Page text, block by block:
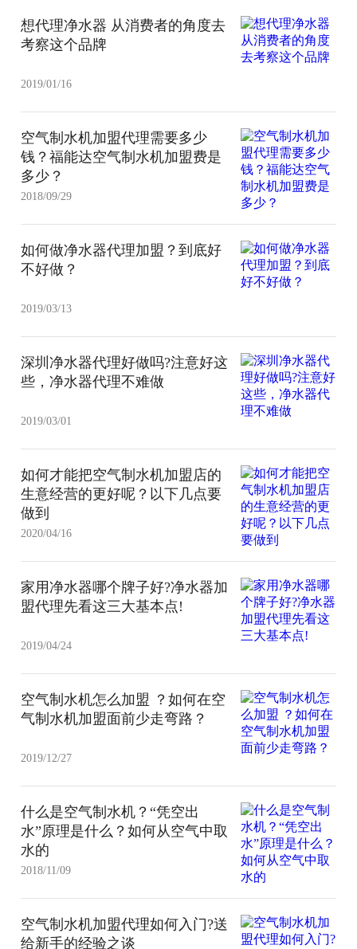
想代理净水器 从消费者的角度去
考察这个品牌
2019/01/16
空气制水机加盟代理需要多少
钱？福能达空气制水机加盟费是
多少？
2018/09/29
如何做净水器代理加盟？到底好
不好做？
2019/03/13
深圳净水器代理好做吗?注意好这
些，净水器代理不难做
2019/03/01
如何才能把空气制水机加盟店的
生意经营的更好呢？以下几点要
做到
2020/04/16
家用净水器哪个牌子好?净水器加
盟代理先看这三大基本点!
2019/04/24
空气制水机怎么加盟 ？如何在空
气制水机加盟面前少走弯路？
2019/12/27
什么是空气制水机？“凭空出
水”原理是什么？如何从空气中取
水的
2018/11/09
空气制水机加盟代理如何入门?送
给新手的经验之谈